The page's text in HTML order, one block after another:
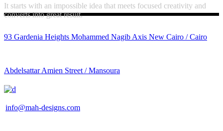
It starts with an impossible idea that meets focused creativity and
converts into great result.
93 Gardenia Heights Mohammed Nagib Axis New Cairo / Cairo
Abdelsattar Amien Street / Mansoura
info@mah-designs.com